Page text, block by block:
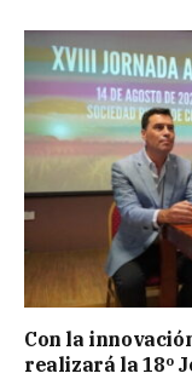
Con la
realizará la 18º